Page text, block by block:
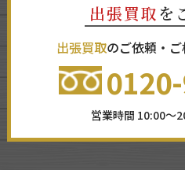
出張買取 を
出張買取のご依頼・ご
営業時間 10:00～